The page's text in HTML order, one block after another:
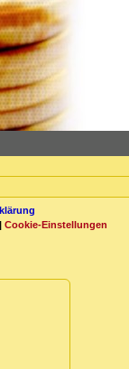
| Cookie-Einstellungen